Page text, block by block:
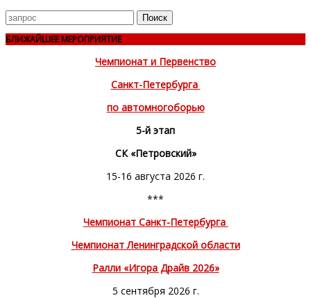
Поиск
для
БЛИЖАЙШЕЕ МЕРОПРИЯТИЕ
Чемпионат и Первенство
Санкт-Петербурга
по автомногоборью
5-й этап
СК «Петровский»
15-16 августа 2026 г.
***
Чемпионат Санкт-Петербурга
Чемпионат Ленинградской области
Ралли «Игора Драйв 2026»
5 сентября 2026 г.